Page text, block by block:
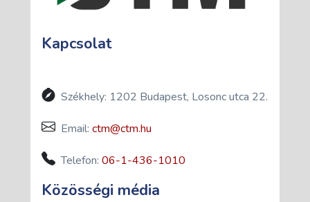
Kapcsolat
Székhely: 1202 Budapest, Losonc utca 22.
Email: ctm@ctm.hu
Telefon: 06-1-436-1010
Közösségi média